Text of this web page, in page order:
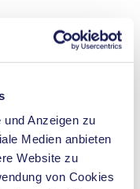
Anzeigen zu
Medien anbieten
Website zu
von Cookies